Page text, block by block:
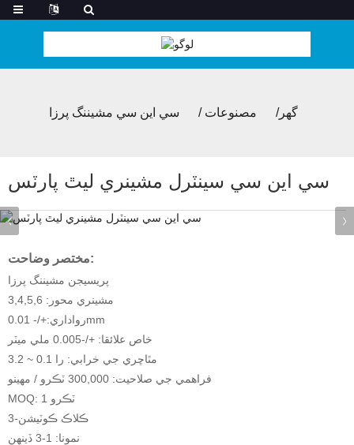
گھر مصنوعات سي اين سي مشيننگ پرزا
سي اين سي سينٽرل مشينري ليٿ پارٽس
مختصر وضاحت:
پريسيجن مشيننگ پرزا
مشينري محور: 3,4,5,6
رواداري:+/- 0.01mm
خاص علائقا: +/-0.005 ملي ميٽر
مٿاڇري جي خرابي: را 0.1 ~ 3.2
فراهمي جي صلاحيت: 300,000 ٽڪرو / مهينو
MOQ: 1 ٽڪرو
3-ڪلاڪ ڪوٽيشن
نمونا: 1-3 ڏينهن